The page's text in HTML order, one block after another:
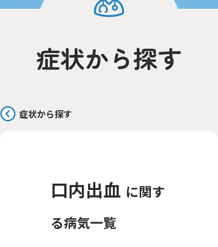
症状から探す
症状から探す
口内出血 に関す
る病気一覧